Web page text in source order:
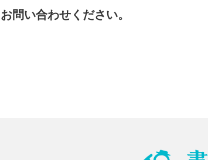
お問い合わせください。